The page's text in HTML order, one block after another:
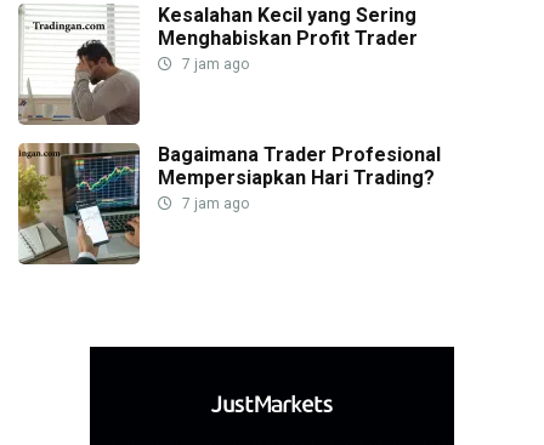
Kesalahan Kecil yang Sering
Menghabiskan Profit Trader
7 jam ago
Bagaimana Trader Profesional
Mempersiapkan Hari Trading?
7 jam ago